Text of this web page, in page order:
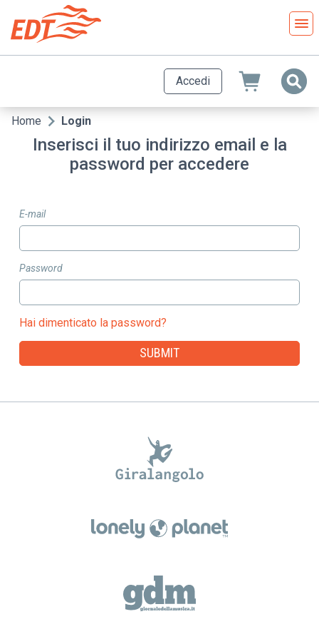
contenuto
principale
Accedi
Briciole
Home Login
Inserisci il tuo indirizzo email e la
password per accedere
E-mail
Password
Hai dimenticato la password?